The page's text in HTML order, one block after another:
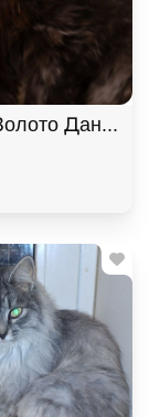
Данила